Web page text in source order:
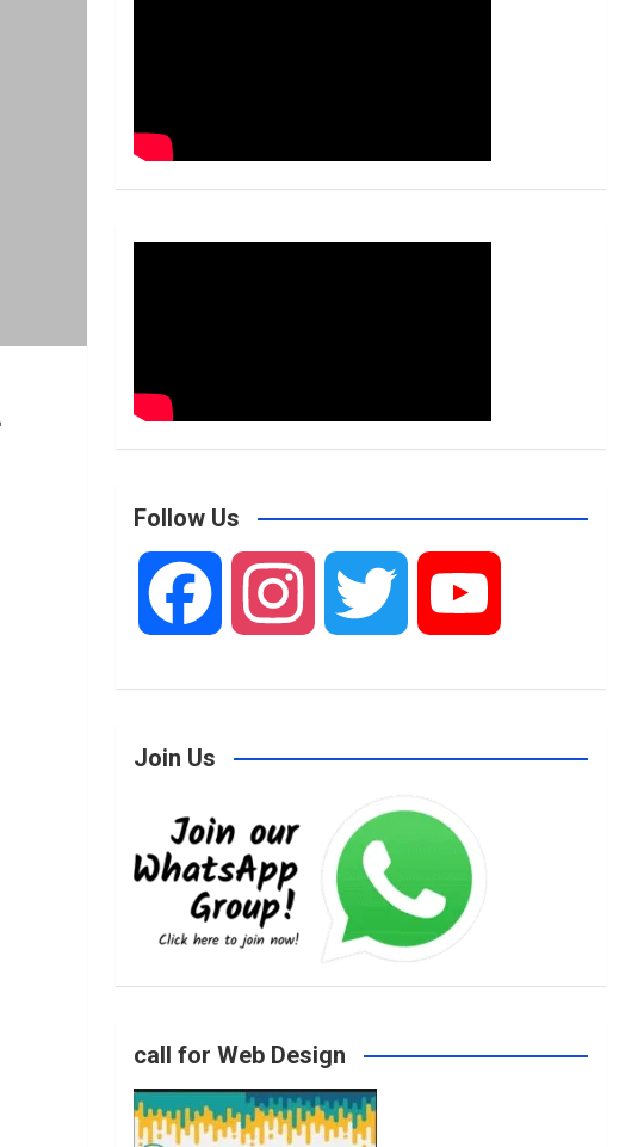
Follow Us
e
b
o
s
r
i u
Join Us
call for Web Design